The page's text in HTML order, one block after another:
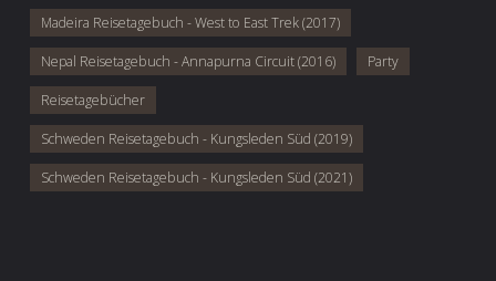
Madeira Reisetagebuch - West to East Trek (2017)
Nepal Reisetagebuch - Annapurna Circuit (2016) Party
Reisetagebücher
Schweden Reisetagebuch - Kungsleden Süd (2019)
Schweden Reisetagebuch - Kungsleden Süd (2021)